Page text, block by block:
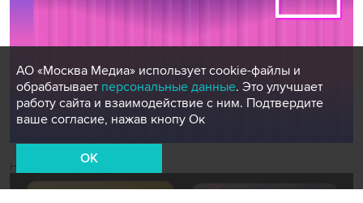
Новости СМИ2
АО «Москва Медиа» использует cookie-файлы и
обрабатывает персональные данные. Это улучшает
работу сайта и взаимодействие с ним. Подтвердите
ваше согласие, нажав кнопу Ок
OK